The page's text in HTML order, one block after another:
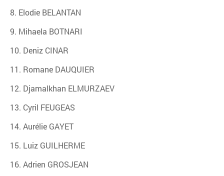
8. Elodie BELANTAN
9. Mihaela BOTNARI
10. Deniz CINAR
11. Romane DAUQUIER
12. Djamalkhan ELMURZAEV
13. Cyril FEUGEAS
14. Aurélie GAYET
15. Luiz GUILHERME
16. Adrien GROSJEAN